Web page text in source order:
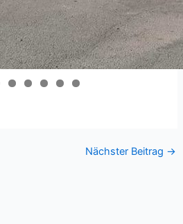
Nächster Beitrag →